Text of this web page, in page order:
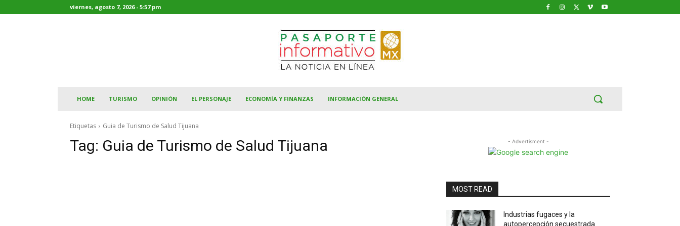
viernes, agosto 7, 2026 - 5:57 pm
HOME TURISMO OPINIÓN EL PERSONAJE ECONOMÍA Y FINANZAS INFORMACIÓN GENERAL
Etiquetas Guia de Turismo de Salud Tijuana
Tag: Guia de Turismo de Salud Tijuana - Advertisment -
MOST READ
Industrias fugaces y la
autopercepción secuestrada